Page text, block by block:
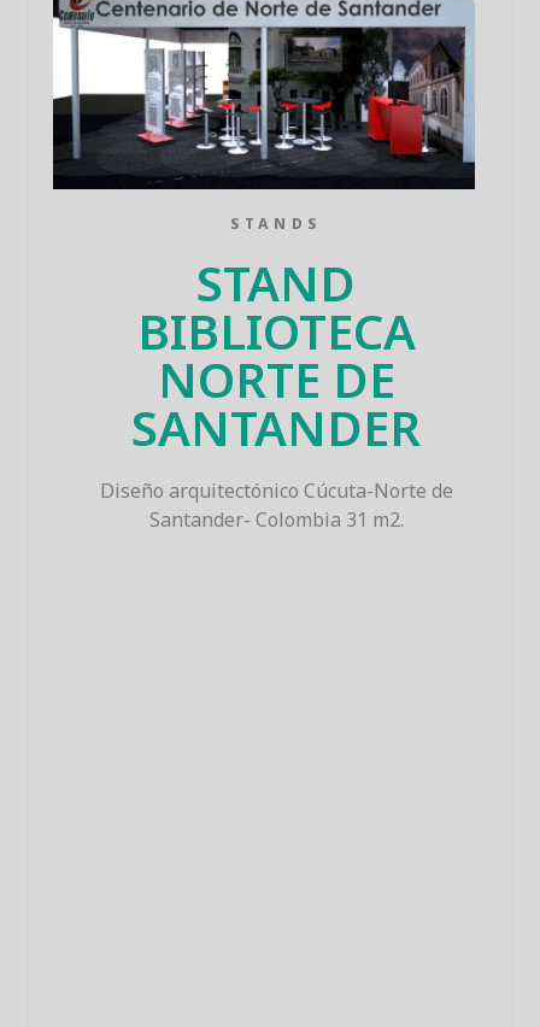
STANDS
STAND
BIBLIOTECA
NORTE DE
SANTANDER
Diseño arquitectónico Cúcuta-Norte de
Santander- Colombia 31 m2.